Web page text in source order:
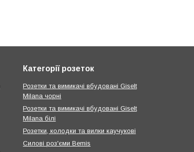
Категорії розеток
Розетки та вимикачі вбудовані Giselt
Milana чорні
Розетки та вимикачі вбудовані Giselt
Milana білі
Розетки, колодки та вилки каучукові
Силові роз'єми Bemis